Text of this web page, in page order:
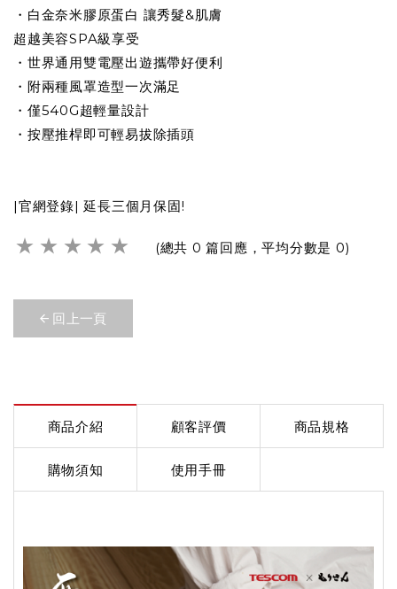
・白金奈米膠原蛋白 讓秀髮&肌膚
超越美容SPA級享受
・世界通用雙電壓出遊攜帶好便利
・附兩種風罩造型一次滿足
・​僅540G超輕量設計
・​按壓推桿即可輕易拔除插頭
|官網登錄| 延長三個月保固!
★ ★ ★ ★ ★ (總共 0 篇回應，平均分數是 0)
回上一頁
商品介紹 顧客評價 商品規格
購物須知 使用手冊